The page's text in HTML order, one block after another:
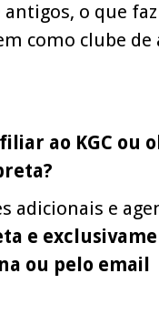
o que
como clube
ao KGC ou
adicionais e
e
ou pelo email